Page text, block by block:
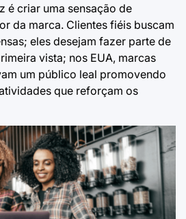
é criar uma sensação de
da marca. Clientes fiéis buscam
eles desejam fazer parte de
vista; nos EUA, marcas
um público leal promovendo
que reforçam os